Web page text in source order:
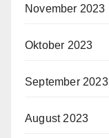
November 2023
Oktober 2023
September 2023
August 2023